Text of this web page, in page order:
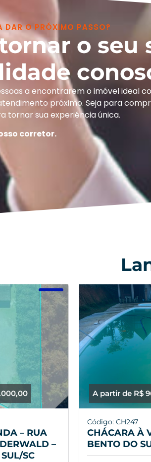
DAR O PRÓXIMO PASSO?
o seu
a encontrarem o imóvel ideal
próximo. Seja para
tornar sua experiência única.
corretor.
– RUA
–
SC
A partir de R$
Código: CH247
CHÁCARA À
BENTO DO